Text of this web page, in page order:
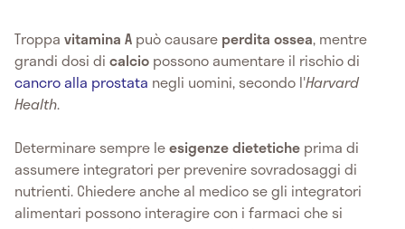
Troppa vitamina A può causare perdita ossea, mentre
grandi dosi di calcio possono aumentare il rischio di
cancro alla prostata negli uomini, secondo l'Harvard
Health.
Determinare sempre leesigenze dietetiche prima di
assumere integratori per prevenire sovradosaggi di
nutrienti. Chiedere anche al medico se gli integratori
alimentari possono interagire con i farmaci che si